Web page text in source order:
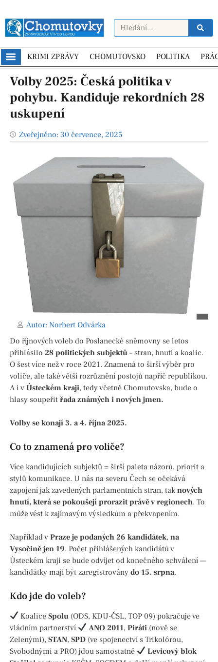
KRIMI ZPRÁVY CHOMUTOVSKO POLITIKA
Volby 2025: Česká politika v
pohybu. Kandiduje rekordních 28
uskupení
Zveřejněno: 30 července, 2025
Autor: Norbert Odvárka
Do říjnových voleb do Poslanecké sněmovny se letos
přihlásilo 28 politických subjektů – stran, hnutí a koalic.
O šest více než v roce 2021. Znamená to širší výběr pro
voliče, ale také větší rozrůznění postojů napříč republikou.
A i v Ústeckém kraji, tedy včetně Chomutovska, bude o
hlasy soupeřit řada známých i nových jmen.
Volby se konají 3. a 4. října 2025.
Co to znamená pro voliče?
Více kandidujících subjektů = širší paleta názorů, priorit a
stylů komunikace. U nás na severu Čech se očekává
zapojení jak zavedených parlamentních stran, taknových
hnutí, která se pokoušejí prorazit právě v regionech. To
může vést k zajímavým výsledkům a překvapením.
Například v Praze je podaných 26 kandidátek, na
Vysočině jen 19. Počet přihlášených kandidátů v
Ústeckém kraji se bude odvíjet od konečného schválení —
kandidátky mají být zaregistrovány do 15. srpna.
Kdo jde do voleb?
KoaliceSpolu (ODS, KDU-ČSL, TOP 09) pokračuje ve
vládním partnerství
ANO 2011,Piráti (nově se
Zelenými), STAN, SPD (ve spojenectví s Trikolórou,
Svobodnými a PRO) jdou samostatně
Levicový blok